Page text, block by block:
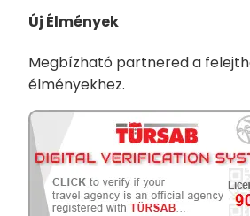
Új Élmények
Megbízható partnered a
élményekhez.